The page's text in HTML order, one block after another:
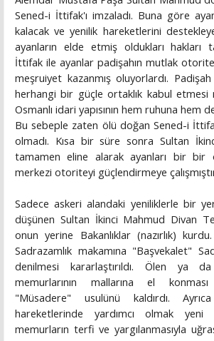
Sened-i İttifak'ı imzaladı. Buna göre
kalacak ve yenilik hareketlerini
ayanların elde etmiş oldukları hakları
İttifak ile ayanlar padişahın mutlak
meşruiyet kazanmış oluyorlardı.
herhangi bir güçle ortaklık kabul etmesi
Osmanlı idari yapısının hem ruhuna hem
Bu sebeple zaten ölü doğan Sened-i
olmadı. Kısa bir süre sonra Sultan
tamamen eline alarak ayanları bir bir
merkezi otoriteyi güçlendirmeye
Sadece askeri alandaki yeniliklerle bir
düşünen Sultan İkinci Mahmud Divan
onun yerine Bakanlıklar (nazırlık)
Sadrazamlık makamına "Başvekalet"
denilmesi kararlaştırıldı. Ölen ya
memurlarının mallarına el
"Müsadere" usulünü kaldırdı.
hareketlerinde yardımcı olmak
memurların terfi ve yargılanmasıyla